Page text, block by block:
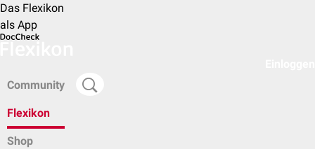
Das Flexikon
als App
Community
Flexikon
Shop